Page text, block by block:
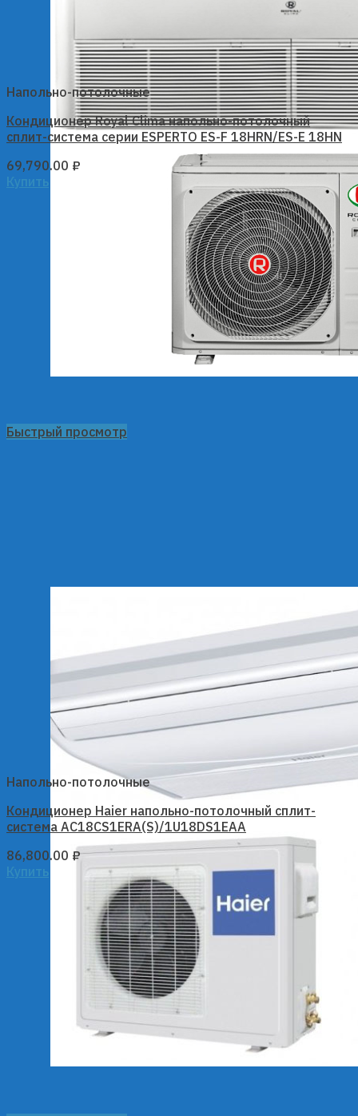
Быстрый просмотр
Напольно-потолочные
Кондиционер Royal Clima напольно-потолочный
сплит-система серии ESPERTO ES-F 18HRN/ES-E 18HN
69,790.00 ₽
Купить
Напольно-потолочные
Кондиционер Haier напольно-потолочный сплит-
система AC18CS1ERA(S)/1U18DS1EAA
86,800.00 ₽
Купить